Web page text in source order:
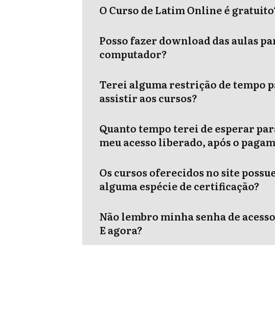
O Curso de Latim Online é gratuito
Posso fazer download das aulas
computador?
Terei alguma restrição de tempo
assistir aos cursos?
Quanto tempo terei de esperar
meu acesso liberado, após o
Os cursos oferecidos no site
alguma espécie de certificação?
Não lembro minha senha de
E agora?